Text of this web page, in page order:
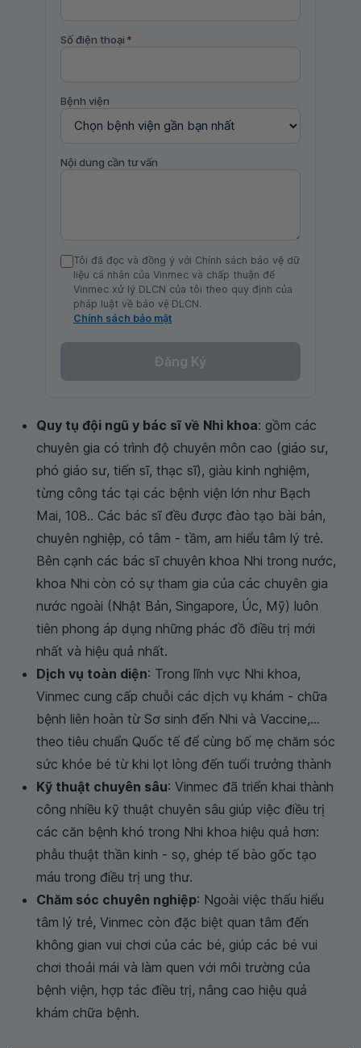
Số điện thoại *
Bệnh viện
Nội dung cần tư vấn
Tôi đã đọc và đồng ý với Chính sách bảo vệ dữ
liệu cá nhân của Vinmec và chấp thuận để
Vinmec xử lý DLCN của tôi theo quy định của
pháp luật về bảo vệ DLCN.
Chính sách bảo mật
Đăng Ký
Quy tụ đội ngũ y bác sĩ về Nhi khoa: gồm các
chuyên gia có trình độ chuyên môn cao (giáo sư,
phó giáo sư, tiến sĩ, thạc sĩ), giàu kinh nghiệm,
từng công tác tại các bệnh viện lớn như Bạch
Mai, 108.. Các bác sĩ đều được đào tạo bài bản,
chuyên nghiệp, có tâm - tầm, am hiểu tâm lý trẻ.
Bên cạnh các bác sĩ chuyên khoa Nhi trong nước,
khoa Nhi còn có sự tham gia của các chuyên gia
nước ngoài (Nhật Bản, Singapore, Úc, Mỹ) luôn
tiên phong áp dụng những phác đồ điều trị mới
nhất và hiệu quả nhất.
Dịch vụ toàn diện: Trong lĩnh vực Nhi khoa,
Vinmec cung cấp chuỗi các dịch vụ khám - chữa
bệnh liên hoàn từ Sơ sinh đến Nhi và Vaccine,...
theo tiêu chuẩn Quốc tế để cùng bố mẹ chăm sóc
sức khỏe bé từ khi lọt lòng đến tuổi trưởng thành
Kỹ thuật chuyên sâu: Vinmec đã triển khai thành
công nhiều kỹ thuật chuyên sâu giúp việc điều trị
các căn bệnh khó trong Nhi khoa hiệu quả hơn:
phẫu thuật thần kinh - sọ, ghép tế bào gốc tạo
máu trong điều trị ung thư.
Chăm sóc chuyên nghiệp: Ngoài việc thấu hiểu
tâm lý trẻ, Vinmec còn đặc biệt quan tâm đến
không gian vui chơi của các bé, giúp các bé vui
chơi thoải mái và làm quen với môi trường của
bệnh viện, hợp tác điều trị, nâng cao hiệu quả
khám chữa bệnh.